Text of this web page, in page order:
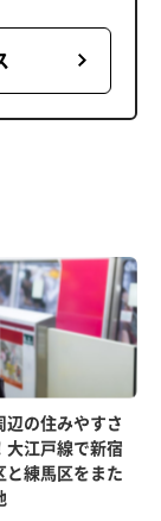
辺の住みやすさ
大江戸線で新宿
と練馬区をまた